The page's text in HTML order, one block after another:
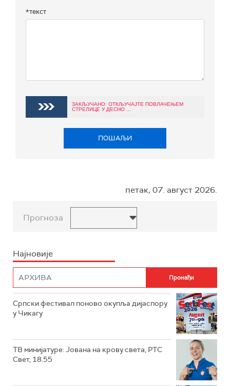
*текст
ЗАКЉУЧАНО: ОТКЉУЧАЈТЕ ПОВЛАЧЕЊЕМ
СТРЕЛИЦЕ У ДЕСНО ...
ПОШАЉИ
петак, 07. август 2026.
Прогноза
Најновије
Српски фестивал поново окупља дијаспору
у Чикагу
ТВ минијатуре: Јована на крову света, РТС
Свет, 18.55